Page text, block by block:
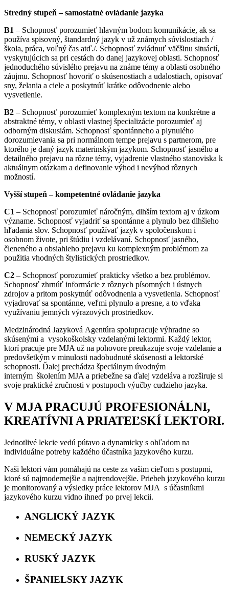
Stredný stupeň – samostatné ovládanie jazyka
B1 – Schopnosť porozumieť hlavným bodom komunikácie, ak sa
používa spisovný, štandardný jazyk v už známych súvislostiach /
škola, práca, voľný čas atď./. Schopnosť zvládnuť väčšinu situácií,
vyskytujúcich sa pri cestách do danej jazykovej oblasti. Schopnosť
jednoduchého súvislého prejavu na známe témy a oblasti osobného
záujmu. Schopnosť hovoriť o skúsenostiach a udalostiach, opisovať
sny, želania a ciele a poskytnúť krátke odôvodnenie alebo
vysvetlenie.
B2 – Schopnosť porozumieť komplexným textom na konkrétne a
abstraktné témy, v oblasti vlastnej špecializácie porozumieť aj
odborným diskusiám. Schopnosť spontánneho a plynulého
dorozumievania sa pri normálnom tempe prejavu s partnerom, pre
ktorého je daný jazyk materinským jazykom. Schopnosť jasného a
detailného prejavu na rôzne témy, vyjadrenie vlastného stanoviska k
aktuálnym otázkam a definovanie výhod i nevýhod rôznych
možností.
Vyšší stupeň – kompetentné ovládanie jazyka
C1 – Schopnosť porozumieť náročným, dlhším textom aj v úzkom
význame. Schopnosť vyjadriť sa spontánne a plynulo bez dlhšieho
hľadania slov. Schopnosť používať jazyk v spoločenskom i
osobnom živote, pri štúdiu i vzdelávaní. Schopnosť jasného,
členeného a obsiahleho prejavu ku komplexným problémom za
použitia vhodných štylistických prostriedkov.
C2 – Schopnosť porozumieť prakticky všetko a bez problémov.
Schopnosť zhrnúť informácie z rôznych písomných i ústnych
zdrojov a pritom poskytnúť odôvodnenia a vysvetlenia. Schopnosť
vyjadrovať sa spontánne, veľmi plynulo a presne, a to vďaka
využívaniu jemných výrazových prostriedkov.
Medzinárodná Jazyková Agentúra spolupracuje výhradne so
skúsenými a vysokoškolsky vzdelanými lektormi. Každý lektor,
ktorí pracuje pre MJA už na pohovore preukazuje svoje vzdelanie a
predovšetkým v minulosti nadobudnuté skúsenosti a lektorské
schopnosti. Ďalej prechádza špeciálnym úvodným
interným školením MJA a priebežne sa ďalej vzdeláva a rozširuje si
svoje praktické zručnosti v postupoch výučby cudzieho jazyka.
V MJA PRACUJÚ PROFESIONÁLNI,
KREATÍVNI A PRIATEĽSKÍ LEKTORI.
Jednotlivé lekcie vedú pútavo a dynamicky s ohľadom na
individuálne potreby každého účastníka jazykového kurzu.
Naši lektori vám pomáhajú na ceste za vašim cieľom s postupmi,
ktoré sú najmodernejšie a najtrendovejšie. Priebeh jazykového kurzu
je monitorovaný a výsledky práce lektorov MJA s účastníkmi
jazykového kurzu vidno ihneď po prvej lekcii.
ANGLICKÝ JAZYK
NEMECKÝ JAZYK
RUSKÝ JAZYK
ŠPANIELSKY JAZYK